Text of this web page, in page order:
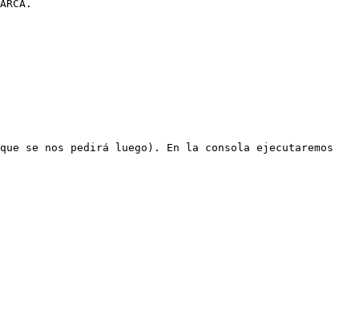
se nos pedirá luego). En la consola ejecutaremos